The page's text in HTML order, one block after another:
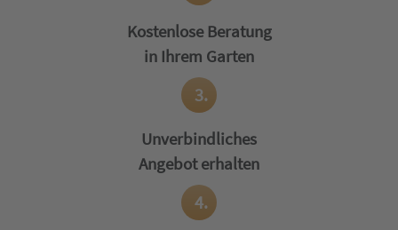
Kostenlose Beratung
in Ihrem Garten
3.
Unverbindliches
Angebot erhalten
4.